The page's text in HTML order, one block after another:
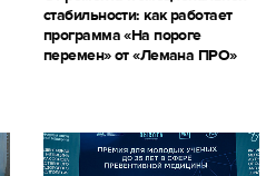
стабильности: как работает
программа «На пороге
перемен» от «Лемана ПРО»